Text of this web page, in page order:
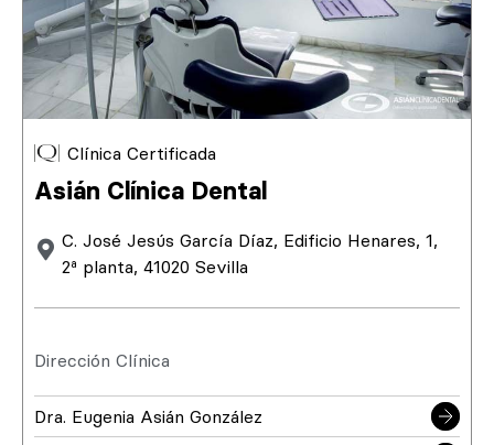
Clínica Certificada
Asián Clínica Dental
C. José Jesús García Díaz, Edificio Henares, 1,
2ª planta, 41020 Sevilla
Dirección Clínica
Dra. Eugenia Asián González